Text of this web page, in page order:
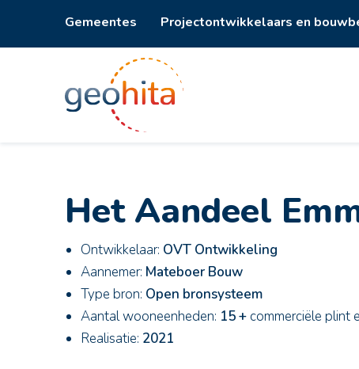
Gemeentes Projectontwikkelaars en
Het Aandeel
Ontwikkelaar: OVT Ontwikkeling
Aannemer: Mateboer Bouw
Type bron: Open bronsysteem
Aantal wooneenheden: 15 + commerciële plint
Realisatie: 2021